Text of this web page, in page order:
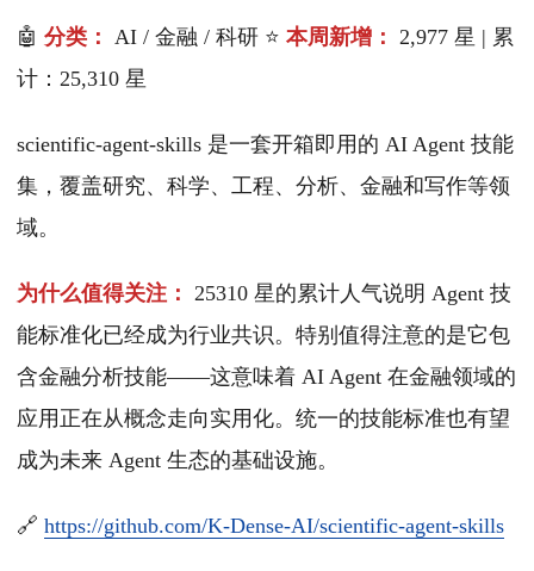
🤖 分类： AI / 金融 / 科研 ⭐ 本周新增： 2,977 星 | 累
计：25,310 星
scientific-agent-skills 是一套开箱即用的 AI Agent 技能
集，覆盖研究、科学、工程、分析、金融和写作等领
域。
为什么值得关注： 25310 星的累计人气说明 Agent 技
能标准化已经成为行业共识。特别值得注意的是它包
含金融分析技能——这意味着 AI Agent 在金融领域的
应用正在从概念走向实用化。统一的技能标准也有望
成为未来 Agent 生态的基础设施。
🔗 https://github.com/K-Dense-AI/scientific-agent-skills